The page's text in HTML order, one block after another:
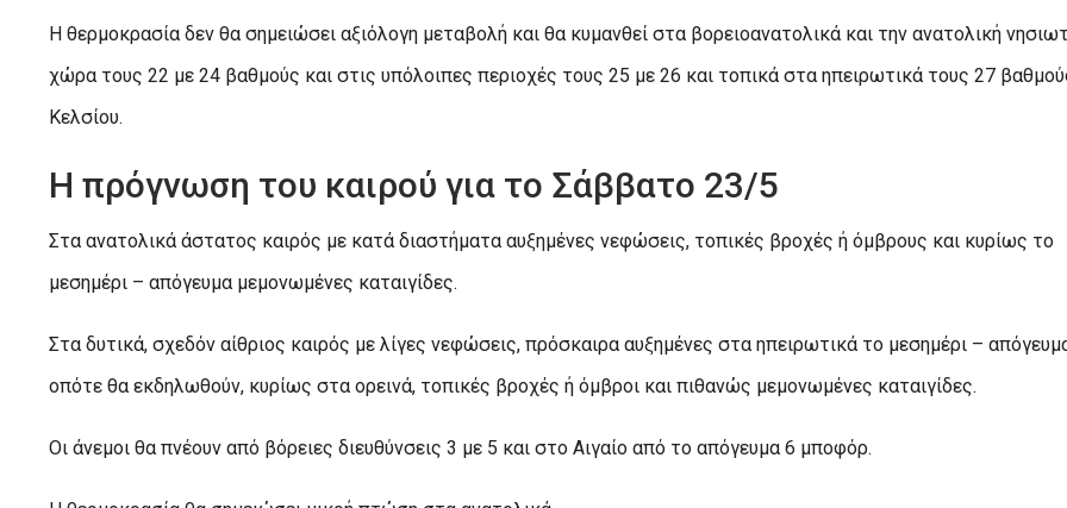
Η θερμοκρασία δεν θα σημειώσει αξιόλογη μεταβολή και θα κυμανθεί στα βορειοανατολικά και την ανατολική
χώρα τους 22 με 24 βαθμούς και στις υπόλοιπες περιοχές τους 25 με 26 και τοπικά στα ηπειρωτικά τους 27
Κελσίου.
Η πρόγνωση του καιρού για το Σάββατο 23/5
Στα ανατολικά άστατος καιρός με κατά διαστήματα αυξημένες νεφώσεις, τοπικές βροχές ή όμβρους και κυρίως το
μεσημέρι – απόγευμα μεμονωμένες καταιγίδες.
Στα δυτικά, σχεδόν αίθριος καιρός με λίγες νεφώσεις, πρόσκαιρα αυξημένες στα ηπειρωτικά το μεσημέρι –
οπότε θα εκδηλωθούν, κυρίως στα ορεινά, τοπικές βροχές ή όμβροι και πιθανώς μεμονωμένες καταιγίδες.
Οι άνεμοι θα πνέουν από βόρειες διευθύνσεις 3 με 5 και στο Αιγαίο από το απόγευμα 6 μποφόρ.